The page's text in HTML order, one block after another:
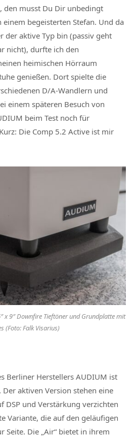
den musst Du Dir unbedingt
einem begeisterten Stefan. Und da
der aktive Typ bin (passiv geht
nicht), durfte ich den
heimischen Hörraum
genießen. Dort spielte die
D/A-Wandlern und
einem späteren Besuch von
beim Test noch für
Die Comp 5.2 Active ist mir
x 9″ Downfire Tieftöner und Grundplatte mit
(Foto: Falk Visarius)
Berliner Herstellers AUDIUM ist
aktiven Version stehen eine
DSP und Verstärkung verzichten
Variante, die auf den geläufigen
Seite. Die „Air“ bietet in ihrem